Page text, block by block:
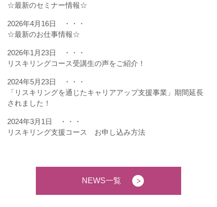
☆最新のセミナー情報☆
2026年4月16日 ・・・
☆最新のお仕事情報☆
2026年1月23日 ・・・
リスキリングコース受講生の声をご紹介！
2024年5月23日 ・・・
「リスキリングを通じたキャリアアップ支援事業」期間延長
されました！
2024年3月1日 ・・・
リスキリング支援コース お申し込み方法
NEWS一覧